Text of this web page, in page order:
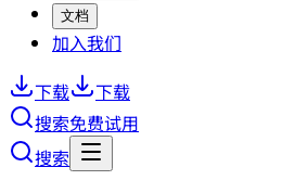
文档
加入我们
下载
下载
搜索免费试用
搜索